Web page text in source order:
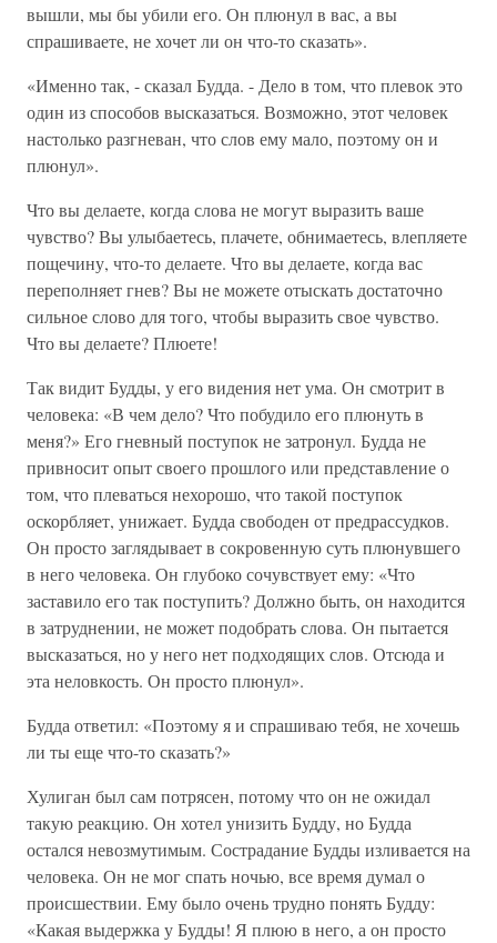
вышли, мы бы убили его. Он плюнул в вас, а вы
спрашиваете, не хочет ли он что-то сказать».
«Именно так, - сказал Будда. - Дело в том, что плевок это
один из способов высказаться. Возможно, этот человек
настолько разгневан, что слов ему мало, поэтому он и
плюнул».
Что вы делаете, когда слова не могут выразить ваше
чувство? Вы улыбаетесь, плачете, обнимаетесь, влепляете
пощечину, что-то делаете. Что вы делаете, когда вас
переполняет гнев? Вы не можете отыскать достаточно
сильное слово для того, чтобы выразить свое чувство.
Что вы делаете? Плюете!
Так видит Будды, у его видения нет ума. Он смотрит в
человека: «В чем дело? Что побудило его плюнуть в
меня?» Его гневный поступок не затронул. Будда не
привносит опыт своего прошлого или представление о
том, что плеваться нехорошо, что такой поступок
оскорбляет, унижает. Будда свободен от предрассудков.
Он просто заглядывает в сокровенную суть плюнувшего
в него человека. Он глубоко сочувствует ему: «Что
заставило его так поступить? Должно быть, он находится
в затруднении, не может подобрать слова. Он пытается
высказаться, но у него нет подходящих слов. Отсюда и
эта неловкость. Он просто плюнул».
Будда ответил: «Поэтому я и спрашиваю тебя, не хочешь
ли ты еще что-то сказать?»
Хулиган был сам потрясен, потому что он не ожидал
такую реакцию. Он хотел унизить Будду, но Будда
остался невозмутимым. Сострадание Будды изливается на
человека. Он не мог спать ночью, все время думал о
происшествии. Ему было очень трудно понять Будду:
«Какая выдержка у Будды! Я плюю в него, а он просто